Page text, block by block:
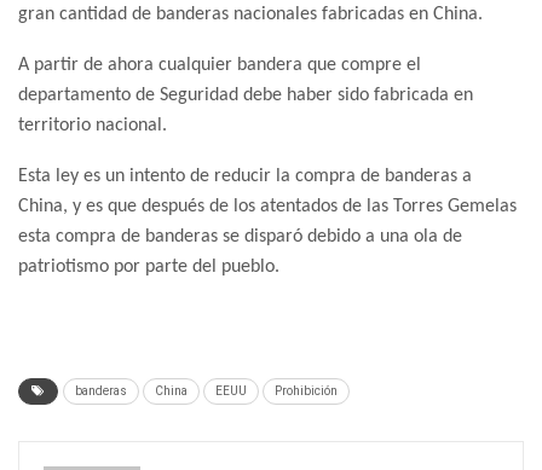
gran cantidad de banderas nacionales fabricadas en China.
A partir de ahora cualquier bandera que compre el
departamento de Seguridad debe haber sido fabricada en
territorio nacional.
Esta ley es un intento de reducir la compra de banderas a
China, y es que después de los atentados de las Torres Gemelas
esta compra de banderas se disparó debido a una ola de
patriotismo por parte del pueblo.
banderas China EEUU Prohibición